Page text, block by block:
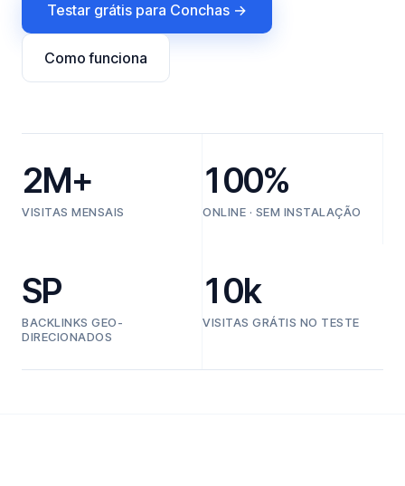
Testar grátis para Conchas →
Como funciona
2M+
VISITAS MENSAIS
100%
ONLINE · SEM INSTALAÇÃO
SP
BACKLINKS GEO-
DIRECIONADOS
10k
VISITAS GRÁTIS NO TESTE